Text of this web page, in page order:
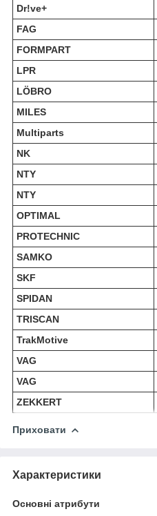
Dr!ve+
FAG
FORMPART
LPR
LÖBRO
MILES
Multiparts
NK
NTY
NTY
OPTIMAL
PROTECHNIC
SAMKO
SKF
SPIDAN
TRISCAN
TrakMotive
VAG
VAG
ZEKKERT
Приховати
Характеристики
Основні атрибути